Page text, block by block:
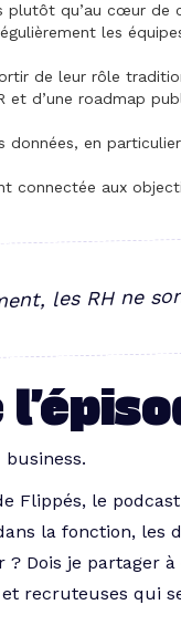
plutôt qu’au cœur de
les
de leur rôle
et d’une roadmap
données, en
connectée aux
les RH ne
business.
Flippés, le
la fonction, les
Dois je partager
recruteuses qui